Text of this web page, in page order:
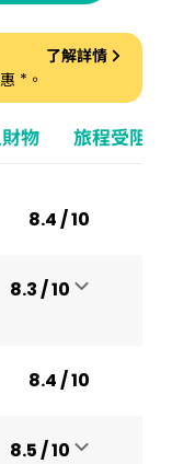
物 旅程受阻
了解詳情
*。
8.4 / 10
8.3 / 10
8.4 / 10
8.5 / 10